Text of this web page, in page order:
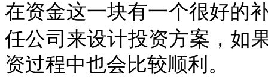
在资金这一块有一个很好的
任公司来设计投资方案，如
资过程中也会比较顺利。